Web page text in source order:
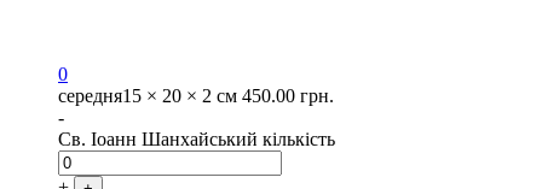
0
середня15 × 20 × 2 см 450.00 грн.
-
Св. Іоанн Шанхайський кількість